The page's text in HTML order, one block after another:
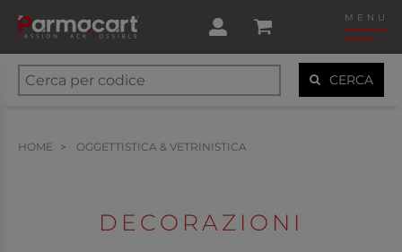
MENU
CERCA
HOME OGGETTISTICA & VETRINISTICA
DECORAZIONI